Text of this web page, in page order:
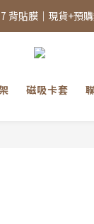
候，實際出貨情況
背貼膜｜現貨+預購
候，實際出貨情況
磁吸卡套